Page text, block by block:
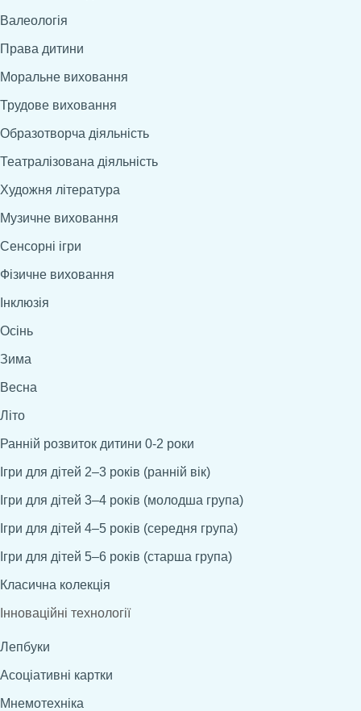
Валеологія
Права дитини
Моральне виховання
Трудове виховання
Образотворча діяльність
Театралізована діяльність
Художня література
Музичне виховання
Сенсорні ігри
Фізичне виховання
Інклюзія
Осінь
Зима
Весна
Літо
Ранній розвиток дитини 0-2 роки
Ігри для дітей 2–3 років (ранній вік)
Ігри для дітей 3–4 років (молодша група)
Ігри для дітей 4–5 років (середня група)
Ігри для дітей 5–6 років (старша група)
Класична колекція
Інноваційні технології
Лепбуки
Асоціативні картки
Мнемотехніка